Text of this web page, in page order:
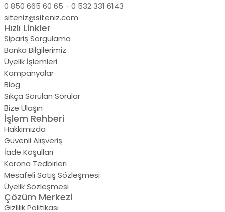
0 850 665 60 65 - 0 532 331 6143
siteniz@siteniz.com
Hızlı Linkler
Sipariş Sorgulama
Banka Bilgilerimiz
Üyelik İşlemleri
Kampanyalar
Blog
Sıkça Sorulan Sorular
Bize Ulaşın
İşlem Rehberi
Hakkımızda
Güvenli Alışveriş
İade Koşulları
Korona Tedbirleri
Mesafeli Satış Sözleşmesi
Üyelik Sözleşmesi
Çözüm Merkezi
Gizlilik Politikası